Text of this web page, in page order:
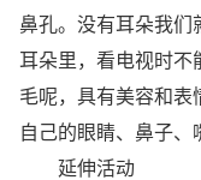
鼻孔。没有耳朵我们
耳朵里，看电视时不
毛呢，具有美容和表
自己的眼睛、鼻子、
延伸活动